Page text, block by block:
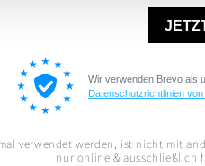
verwendet werden, ist nicht mit
nur online & ausschließlich